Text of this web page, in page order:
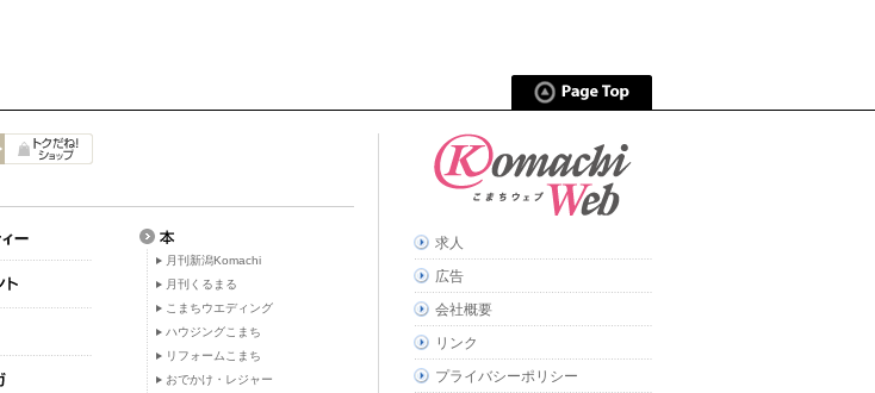
月刊新潟Komachi
月刊くるまる
こまちウエディング
ハウジングこまち
リフォームこまち
おでかけ・レジャー
求人
広告
会社概要
リンク
プライバシーポリシー